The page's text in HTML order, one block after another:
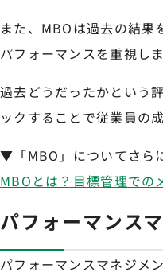
また、MBOは過去の結果
パフォーマンスを重視しま
過去どうだったかという
ックすることで従業員の
▼「MBO」についてさら
MBOとは？目標管理での
パフォーマンス
パフォーマンスマネジメ